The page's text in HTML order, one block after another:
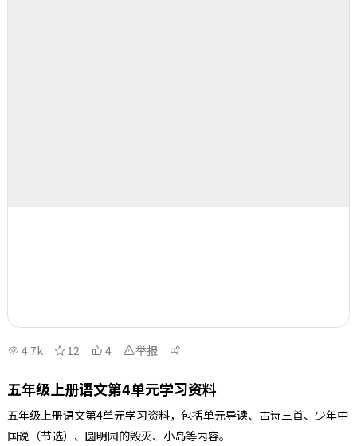
4.7k 12 4 举报
五年级上册语文第4单元学习资料
五年级上册语文第4单元学习资料，包括单元导读、古诗三首、少年中
国说（节选）、圆明园的毁灭、小岛等内容。